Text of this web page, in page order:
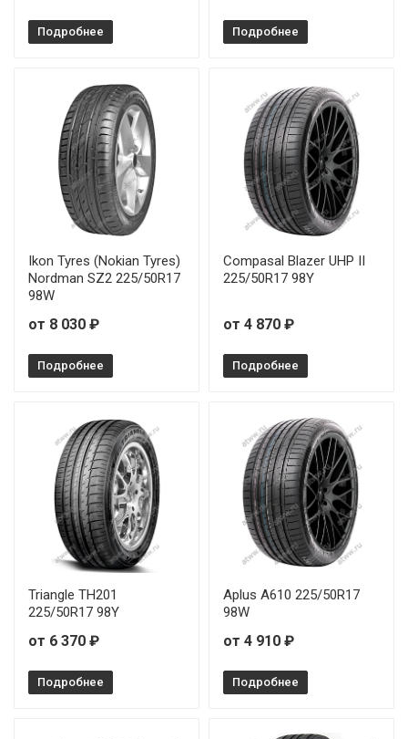
Подробнее Подробнее
Ikon Tyres (Nokian Tyres)
Nordman SZ2 225/50R17
98W
от 8 030 ₽
Подробнее
Compasal Blazer UHP II
225/50R17 98Y
от 4 870 ₽
Подробнее
Triangle TH201
225/50R17 98Y
от 6 370 ₽
Подробнее
Aplus A610 225/50R17
98W
от 4 910 ₽
Подробнее